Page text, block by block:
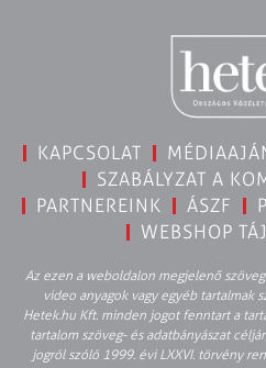
KAPCSOLAT
SZABÁLYZAT A
PARTNEREINK
ÁSZF
WEBSHOP
Az ezen a weboldalon megjelenő
video anyagok vagy egyéb tartalmak
Hetek.hu Kft. minden jogot fenntart a
tartalom szöveg- és adatbányászat
jogról szóló 1999. évi LXXVI. törvény